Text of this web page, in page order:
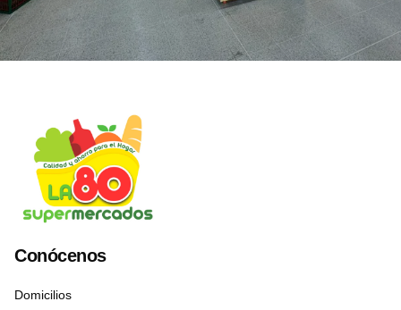
Conócenos
Domicilios